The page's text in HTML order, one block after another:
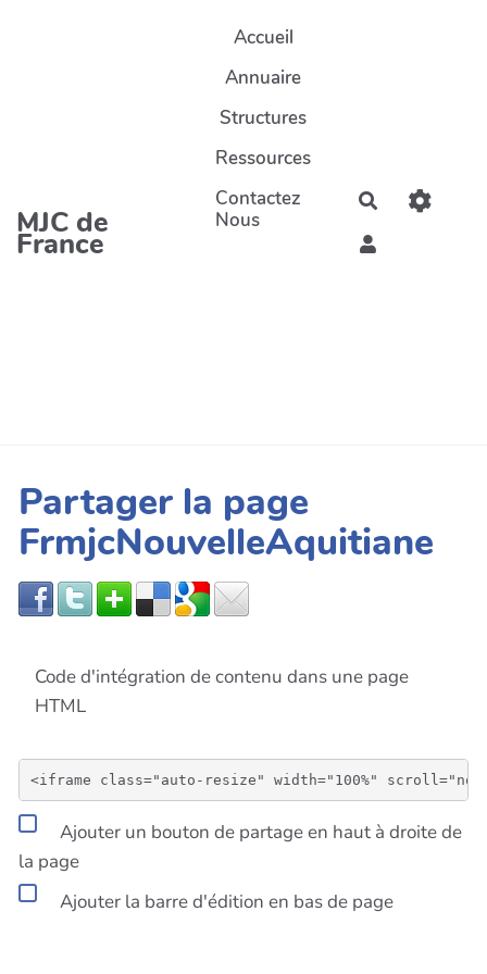
MJC de
France
Accueil
Annuaire
Structures
Ressources
Contactez
Nous
Rechercher
Partager la page
FrmjcNouvelleAquitiane
Code d'intégration de contenu dans une page
HTML
Ajouter un bouton de partage en haut à droite de
la page
Ajouter la barre d'édition en bas de page